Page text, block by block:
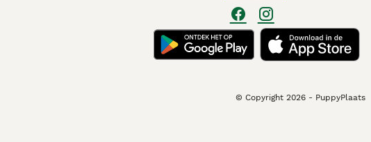
© Copyright 2026 - PuppyPlaats